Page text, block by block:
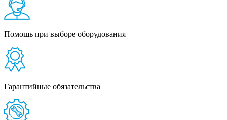
Помощь при выборе оборудования
Гарантийные обязательства